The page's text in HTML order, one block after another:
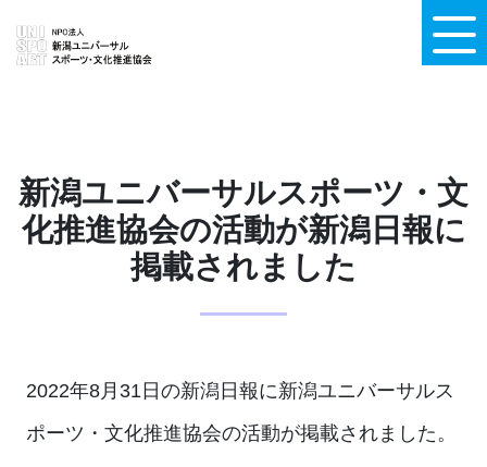
新潟ユニバーサルスポーツ・文
化推進協会の活動が新潟日報に
掲載されました
2022年8月31日の新潟日報に新潟ユニバーサルス
ポーツ・文化推進協会の活動が掲載されました。